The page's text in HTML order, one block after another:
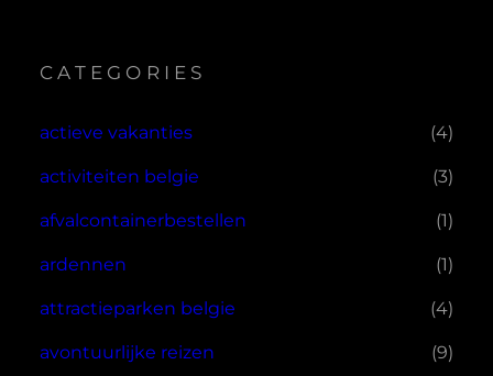
CATEGORIES
actieve vakanties (4)
activiteiten belgie (3)
afvalcontainerbestellen (1)
ardennen (1)
attractieparken belgie (4)
avontuurlijke reizen (9)